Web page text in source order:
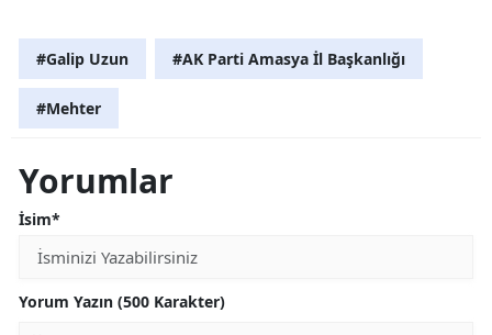
#Galip Uzun #AK Parti Amasya İl Başkanlığı
#Mehter
Yorumlar
İsim*
Yorum Yazın (500 Karakter)